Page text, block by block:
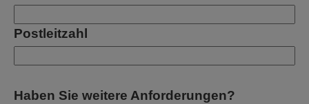
Postleitzahl
Haben Sie weitere Anforderungen?